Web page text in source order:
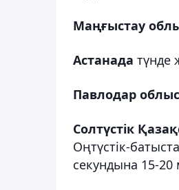
Маңғыстау
Астанада түнде
Павлодар
Солтүстік
Оңтүстік-
секундына 15-20